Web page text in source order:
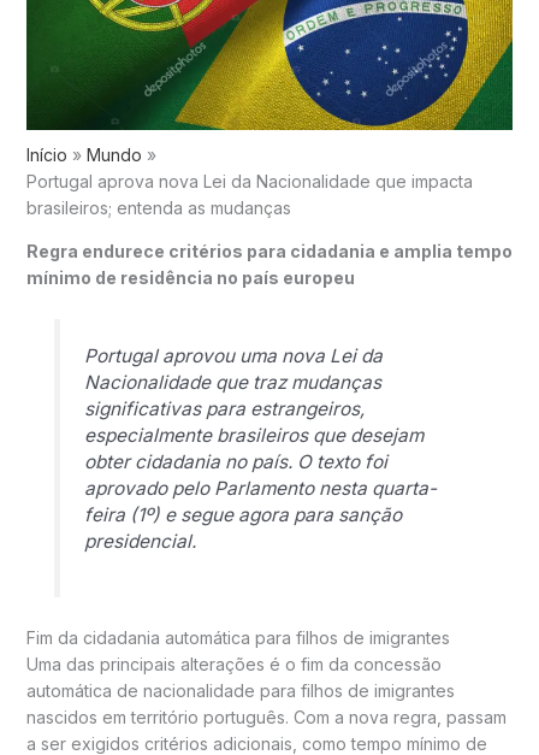
Início
Mundo
Portugal aprova nova Lei da Nacionalidade que impacta
brasileiros; entenda as mudanças
Regra endurece critérios para cidadania e amplia tempo
mínimo de residência no país europeu
Portugalaprovou uma nova Lei da
Nacionalidade que traz mudanças
significativas para estrangeiros,
especialmente brasileiros que desejam
obter cidadania no país. O texto foi
aprovado pelo Parlamento nesta quarta-
feira (1º) e segue agora para sanção
presidencial.
Fim da cidadania automática para filhos de imigrantes
Uma das principais alterações é o fim da concessão
automática de nacionalidade para filhos de imigrantes
nascidos em território português. Com a nova regra, passam
a ser exigidos critérios adicionais, como tempo mínimo de